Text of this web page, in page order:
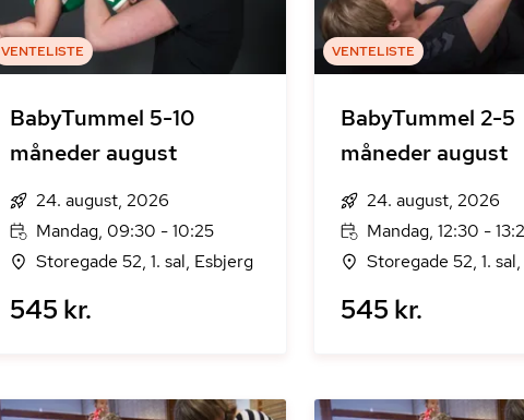
VENTELISTE
BabyTummel 5-10
måneder august
24. august, 2026
Mandag, 09:30 - 10:25
Storegade 52, 1. sal, Esbjerg
545 kr.
VENTELISTE
BabyTummel 2-5
måneder august
24. august, 2026
Mandag, 12:30 -
Storegade 52, 1.
545 kr.